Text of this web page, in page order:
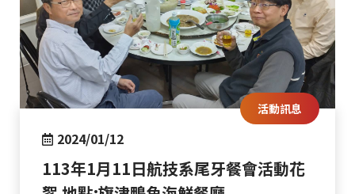
活動訊息
2024/01/12
113年1月11日航技系尾牙餐會活動花